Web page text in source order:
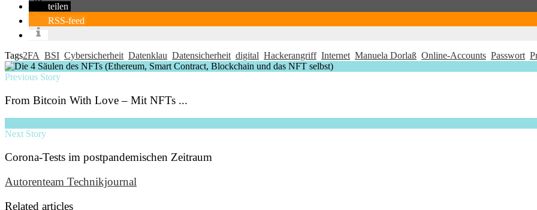
teilen
RSS-feed
Tags2FA BSI Cybersicherheit Datenklau Datensicherheit digital Hackerangriff Internet Manuela Dorlaß Online-Accounts Passwort
Previous Story
From Bitcoin With Love – Mit NFTs ...
Next Story
Corona-Tests im postpandemischen Zeitraum
Autorenteam Technikjournal
Related articles